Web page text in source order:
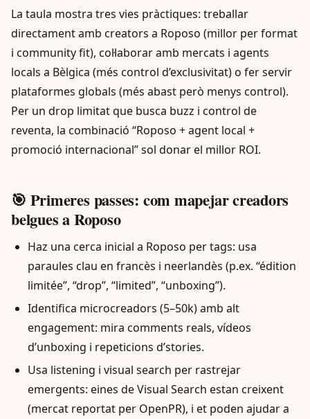
La taula mostra tres vies pràctiques: treballar
directament amb creators a Roposo (millor per format
i community fit), col·laborar amb mercats i agents
locals a Bèlgica (més control d’exclusivitat) o fer servir
plataformes globals (més abast però menys control).
Per un drop limitat que busca buzz i control de
reventa, la combinació “Roposo + agent local +
promoció internacional” sol donar el millor ROI.
🎯 Primeres passes: com mapejar creadors
belgues a Roposo
Haz una cerca inicial a Roposo per tags: usa
paraules clau en francès i neerlandès (p.ex. “édition
limitée”, “drop”, “limited”, “unboxing”).
Identifica microcreadors (5–50k) amb alt
engagement: mira comments reals, vídeos
d’unboxing i repeticions d’stories.
Usa listening i visual search per rastrejar
emergents: eines de Visual Search estan creixent
(mercat reportat per OpenPR), i et poden ajudar a